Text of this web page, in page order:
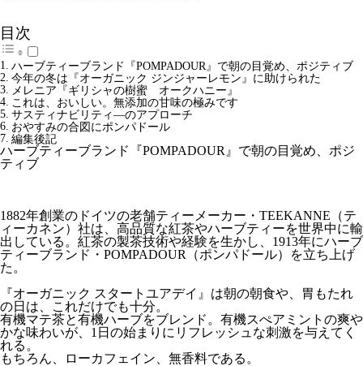
目次
ハーブティーブランド『POMPADOUR』で朝の目覚め、ポジティブ
今年の冬は『オーガニック ジンジャーレモン』に助けられた
メレニア『ギリシャの樹蜜 オークハニー』
これは、おいしい。無添加の甘味の極みです
サスティナビリティ―のアプローチ
おやすみの合図にポンパドール
編集後記
ハーブティーブランド『POMPADOUR』で朝の目覚め、ポジ
ティブ
1882年創業のドイツの老舗ティーメーカー・TEEKANNE（テ
ィーカネン）社は、高品質な紅茶やハーブティーを世界中に輸
出している。紅茶の製茶技術や経験を生かし、1913年にハーブ
ティーブランド・POMPADOUR（ポンパドール）を立ち上げ
た。
『オーガニック スタートユアデイ』は朝の朝食や、胃もたれ
の日は、これだけでも十分。
有機マテ茶と有機ハーブをブレンド。有機スぺアミントの爽や
かな味わいが、1日の始まりにリフレッシュな刺激を与えてく
れる。
もちろん、ローカフェイン、無香料である。